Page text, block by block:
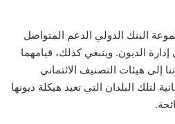
البنك الدولي الدعم المتواصل
الديون. وينبغي كذلك، قيامهما
إلى هيئات التصنيف الائتماني
لتلك البلدان التي تعيد هيكلة ديونها